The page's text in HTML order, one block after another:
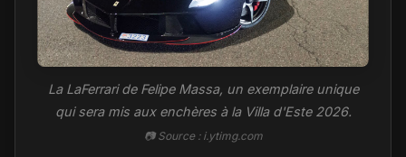
La LaFerrari de Felipe Massa, un exemplaire unique
qui sera mis aux enchères à la Villa d'Este 2026.
📷 Source : i.ytimg.com